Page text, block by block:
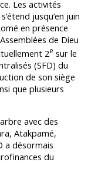
Les activités
jusqu’en juin
en présence
de Dieu
2e sur le
(SFD) du
de son siège
que plusieurs
avec des
Atakpamé,
a désormais
du